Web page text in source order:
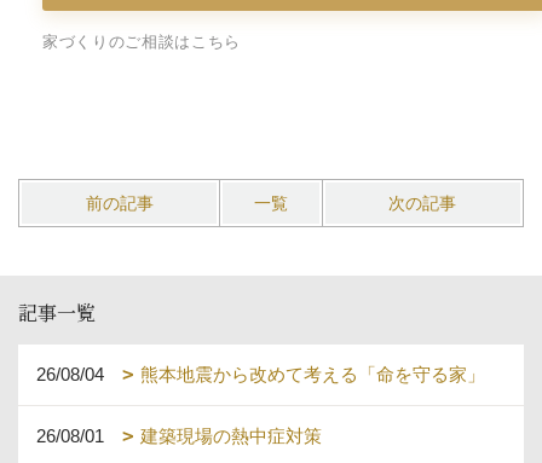
家づくりのご相談はこちら
前の記事 一覧 次の記事
記事一覧
26/08/04 熊本地震から改めて考える「命を守る家」
26/08/01 建築現場の熱中症対策